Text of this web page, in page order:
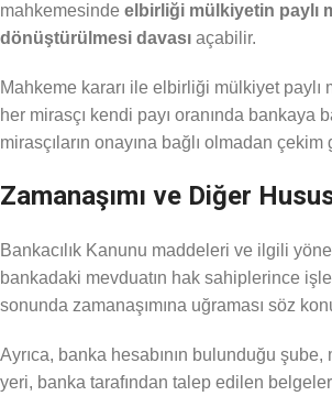
mahkemesinde elbirliği mülkiyetin paylı
dönüştürülmesi davası açabilir.
Mahkeme kararı ile elbirliği mülkiyet paylı
her mirasçı kendi payı oranında bankaya
mirasçıların onayına bağlı olmadan
Zamanaşımı ve Diğer
Bankacılık Kanunu maddeleri ve ilgili
bankadaki mevduatın hak sahiplerince
sonunda zamanaşımına uğraması söz
Ayrıca, banka hesabının bulunduğu şube,
yeri, banka tarafından talep edilen